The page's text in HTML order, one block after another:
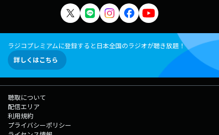
ラジコプレミアムに登録すると日本全国のラジオが聴き放題！
詳しくはこちら
聴取について
配信エリア
利用規約
プライバシーポリシー